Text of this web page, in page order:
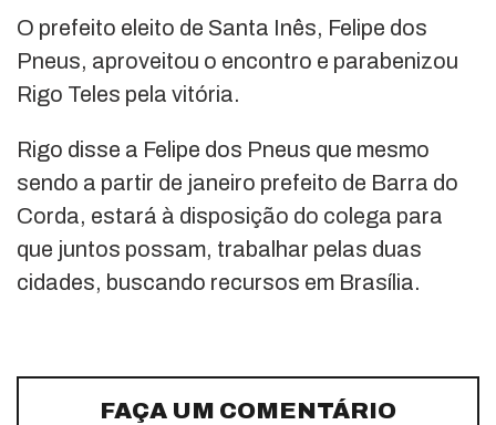
O prefeito eleito de Santa Inês, Felipe dos
Pneus, aproveitou o encontro e parabenizou
Rigo Teles pela vitória.
Rigo disse a Felipe dos Pneus que mesmo
sendo a partir de janeiro prefeito de Barra do
Corda, estará à disposição do colega para
que juntos possam, trabalhar pelas duas
cidades, buscando recursos em Brasília.
FAÇA UM COMENTÁRIO